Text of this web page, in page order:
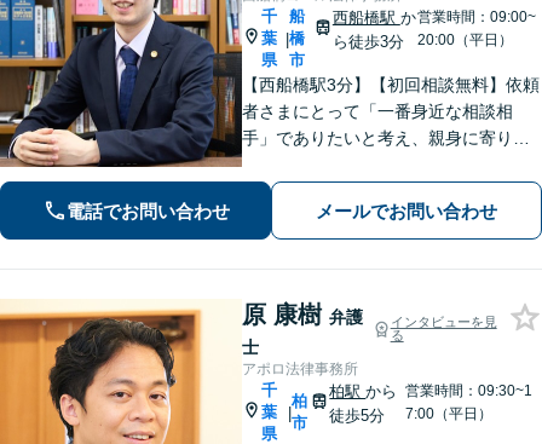
千
葉
県
|
船
橋
市
西船橋駅 か
ら徒歩3分
営業時間：09:00~
20:00（平日）
【西船橋駅3分】【初回相談無料】依頼
者さまにとって「一番身近な相談相
手」でありたいと考え、親身に寄り添
す。おひとりで悩まず、弁護士にご相
談ください。前向きな一歩を踏み出せ
るように、全力でサポートします。
電話でお問い合わせ メールでお問い合わせ
原 康樹 弁護
士
インタビューを見
る
アポロ法律事務所
千
葉
県
|
柏
市
柏駅から
徒歩5分
営業時間：09:30~1
7:00（平日）